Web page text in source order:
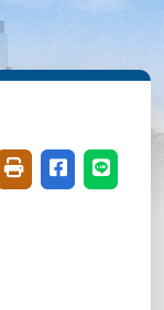
友善列印(開新視窗)
分享至臉書(
分享至